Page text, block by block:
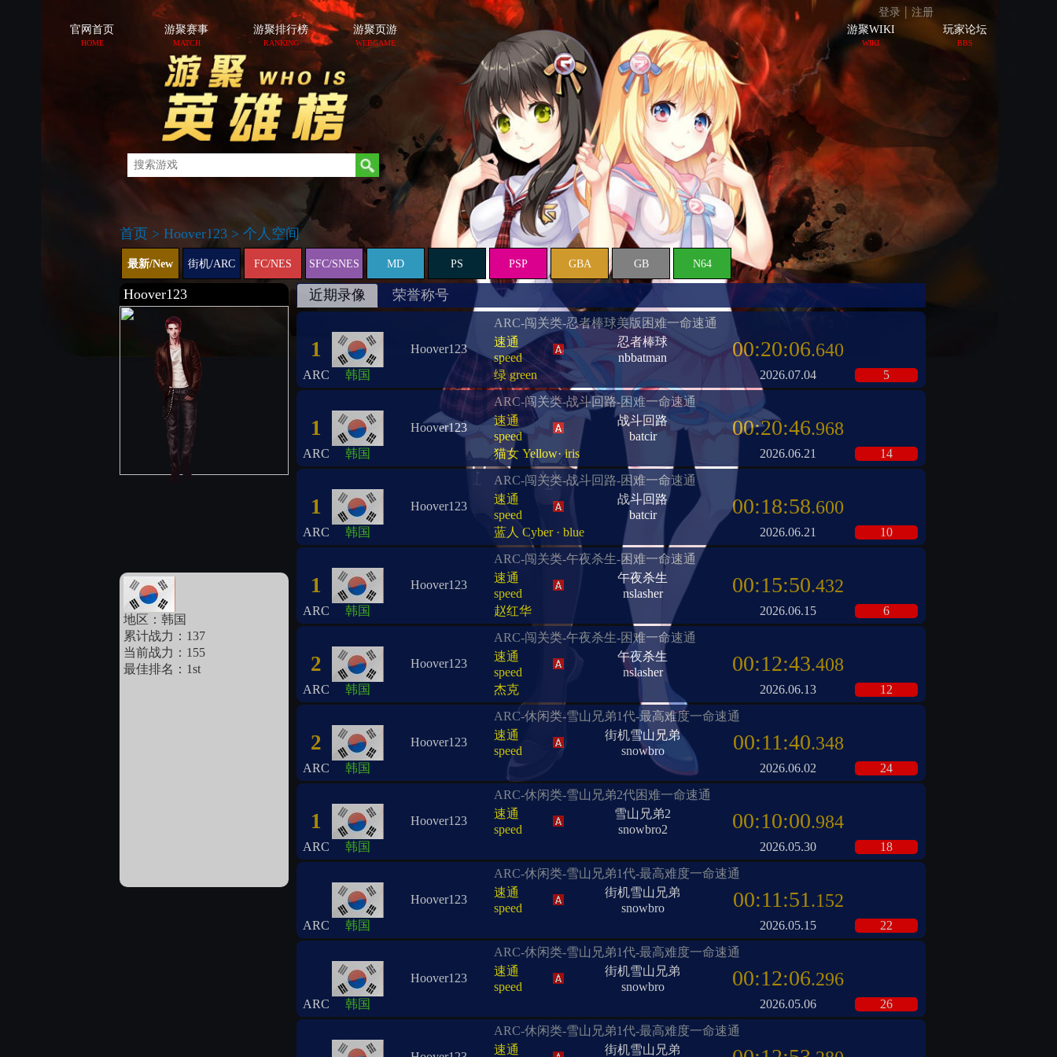
登录 | 注册
官网首页
HOME
游聚赛事
MATCH
游聚排行榜
RANKING
游聚页游
WEBGAME
游聚WIKI
WIKI
玩家论坛
BBS
首页 > Hoover123 > 个人空间
最新/New 街机/ARC FC/NES SFC/SNES MD PS PSP GBA GB N64
Hoover123
地区：韩国
累计战力：137
当前战力：155
最佳排名：1st
近期录像 荣誉称号
Hoover123
ARC-闯关类-忍者棒球美版困难一命速通
1
速通
speed
忍者棒球
nbbatman
00:20:06.640
ARC 韩国 绿 green 2026.07.04 5
Hoover123
ARC-闯关类-战斗回路-困难一命速通
1
速通
speed
战斗回路
batcir
00:20:46.968
ARC 韩国 猫女 Yellow· iris 2026.06.21 14
Hoover123
ARC-闯关类-战斗回路-困难一命速通
1
速通
speed
战斗回路
batcir
00:18:58.600
ARC 韩国 蓝人 Cyber · blue 2026.06.21 10
Hoover123
ARC-闯关类-午夜杀生-困难一命速通
1
速通
speed
午夜杀生
nslasher
00:15:50.432
ARC 韩国 赵红华 2026.06.15 6
Hoover123
ARC-闯关类-午夜杀生-困难一命速通
2
速通
speed
午夜杀生
nslasher
00:12:43.408
ARC 韩国 杰克 2026.06.13 12
Hoover123
ARC-休闲类-雪山兄弟1代-最高难度一命速通
2
速通
speed
街机雪山兄弟
snowbro
00:11:40.348
ARC 韩国 2026.06.02 24
Hoover123
ARC-休闲类-雪山兄弟2代困难一命速通
1
速通
speed
雪山兄弟2
snowbro2
00:10:00.984
ARC 韩国 2026.05.30 18
Hoover123
ARC-休闲类-雪山兄弟1代-最高难度一命速通
速通
speed
街机雪山兄弟
snowbro
00:11:51 .152
ARC 韩国 2026.05.15 22
Hoover123
ARC-休闲类-雪山兄弟1代-最高难度一命速通
速通
speed
街机雪山兄弟
snowbro
00:12:06.296
ARC 韩国 2026.05.06 26
ARC-休闲类-雪山兄弟1代-最高难度一命速通
速通
街机雪山兄弟